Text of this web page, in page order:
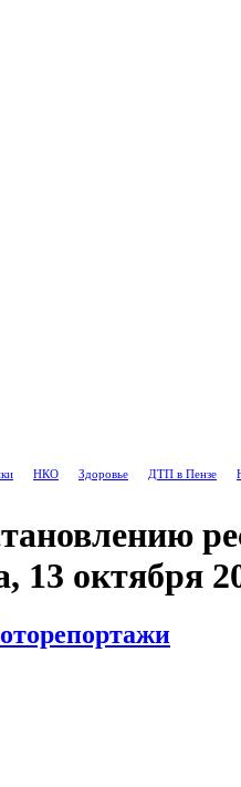
НКО Здоровье ДТП в Пензе
13 октября